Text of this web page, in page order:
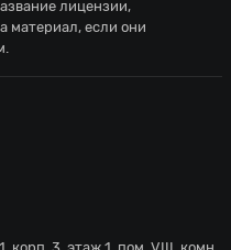
лицензии,
материал, если они